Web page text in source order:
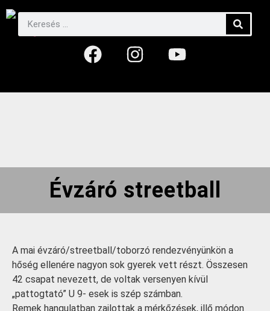
Évzáró streetball
A mai évzáró/streetball/toborzó rendezvényünkön a
hőség ellenére nagyon sok gyerek vett részt. Összesen
42 csapat nevezett, de voltak versenyen kívül
„pattogtató” U 9- esek is szép számban.
Remek hangulatban zajlottak a mérkőzések, illő módon